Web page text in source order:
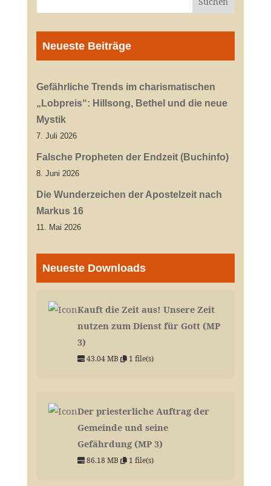
Neueste Beiträge
Gefährliche Trends im charismatischen
„Lobpreis“: Hillsong, Bethel und die neue
Mystik
7. Juli 2026
Falsche Propheten der Endzeit (Buchinfo)
8. Juni 2026
Die Wunderzeichen der Apostelzeit nach
Markus 16
11. Mai 2026
Neueste Downloads
Kauft die Zeit aus! Unsere Zeit
nutzen zum Dienst für Gott (MP
3)
43.04 MB 1 file(s)
Der priesterliche Auftrag der
Gemeinde und seine
Gefährdung (MP 3)
86.18 MB 1 file(s)